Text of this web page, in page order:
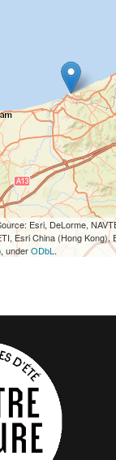
Esri, DeLorme,
Esri China (Hong Kong),
, underODbL .